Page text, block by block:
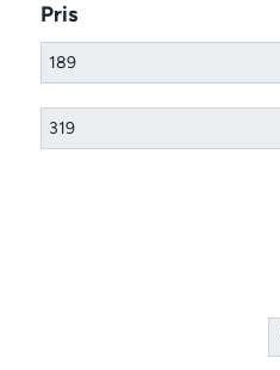
Pris